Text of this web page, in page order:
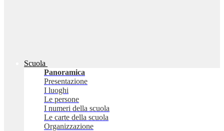
Scuola
Panoramica
Presentazione
I luoghi
Le persone
I numeri della scuola
Le carte della scuola
Organizzazione